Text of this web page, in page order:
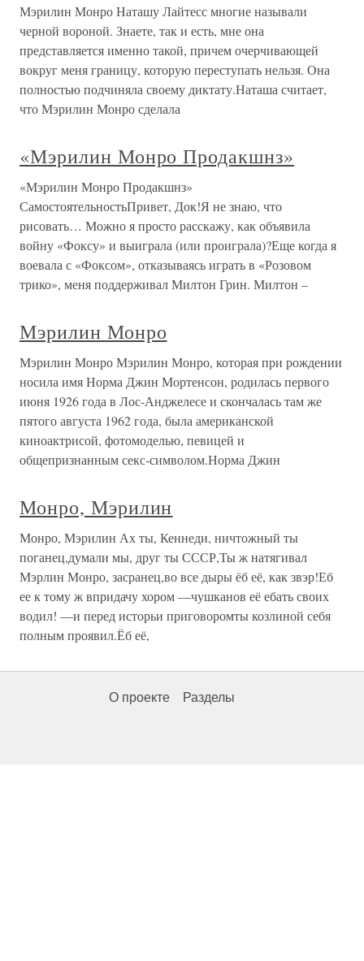
Мэрилин Монро Наташу Лайтесс многие называли
черной вороной. Знаете, так и есть, мне она
представляется именно такой, причем очерчивающей
вокруг меня границу, которую переступать нельзя. Она
полностью подчиняла своему диктату.Наташа считает,
что Мэрилин Монро сделала
«Мэрилин Монро Продакшнз»
«Мэрилин Монро Продакшнз»
СамостоятельностьПривет, Док!Я не знаю, что
рисовать… Можно я просто расскажу, как объявила
войну «Фоксу» и выиграла (или проиграла)?Еще когда я
воевала с «Фоксом», отказываясь играть в «Розовом
трико», меня поддерживал Милтон Грин. Милтон –
Мэрилин Монро
Мэрилин Монро Мэрилин Монро, которая при рождении
носила имя Норма Джин Мортенсон, родилась первого
июня 1926 года в Лос-Анджелесе и скончалась там же
пятого августа 1962 года, была американской
киноактрисой, фотомоделью, певицей и
общепризнанным секс-символом.Норма Джин
Монро, Мэрилин
Монро, Мэрилин Ах ты, Кеннеди, ничтожный ты
поганец,думали мы, друг ты СССР,Ты ж натягивал
Мэрлин Монро, засранец,во все дыры ёб её, как звэр!Еб
ее к тому ж впридачу хором —чушканов её ебать своих
водил! —и перед исторьи приговоромты козлиной себя
полным проявил.Ёб её,
О проекте Разделы